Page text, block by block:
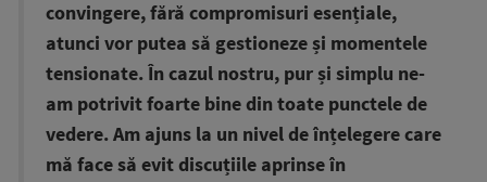
convingere, fără compromisuri esențiale,
atunci vor putea să gestioneze și momentele
tensionate. În cazul nostru, pur și simplu ne-
am potrivit foarte bine din toate punctele de
vedere. Am ajuns la un nivel de înțelegere care
mă face să evit discuțiile aprinse în